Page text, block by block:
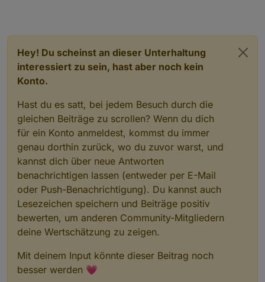
Hey! Du scheinst an dieser Unterhaltung
interessiert zu sein, hast aber noch kein
Konto.
Hast du es satt, bei jedem Besuch durch die
gleichen Beiträge zu scrollen? Wenn du dich
für ein Konto anmeldest, kommst du immer
genau dorthin zurück, wo du zuvor warst, und
kannst dich über neue Antworten
benachrichtigen lassen (entweder per E-Mail
oder Push-Benachrichtigung). Du kannst auch
Lesezeichen speichern und Beiträge positiv
bewerten, um anderen Community-Mitgliedern
deine Wertschätzung zu zeigen.
Mit deinem Input könnte dieser Beitrag noch
besser werden 💗